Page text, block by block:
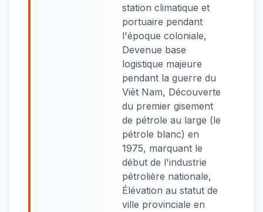
station climatique et
portuaire pendant
l'époque coloniale,
Devenue base
logistique majeure
pendant la guerre du
Viêt Nam, Découverte
du premier gisement
de pétrole au large (le
pétrole blanc) en
1975, marquant le
début de l'industrie
pétrolière nationale,
Élévation au statut de
ville provinciale en